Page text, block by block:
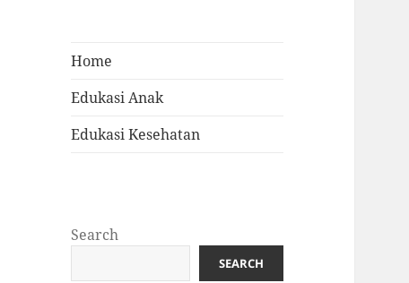
Home
Edukasi Anak
Edukasi Kesehatan
Search
SEARCH